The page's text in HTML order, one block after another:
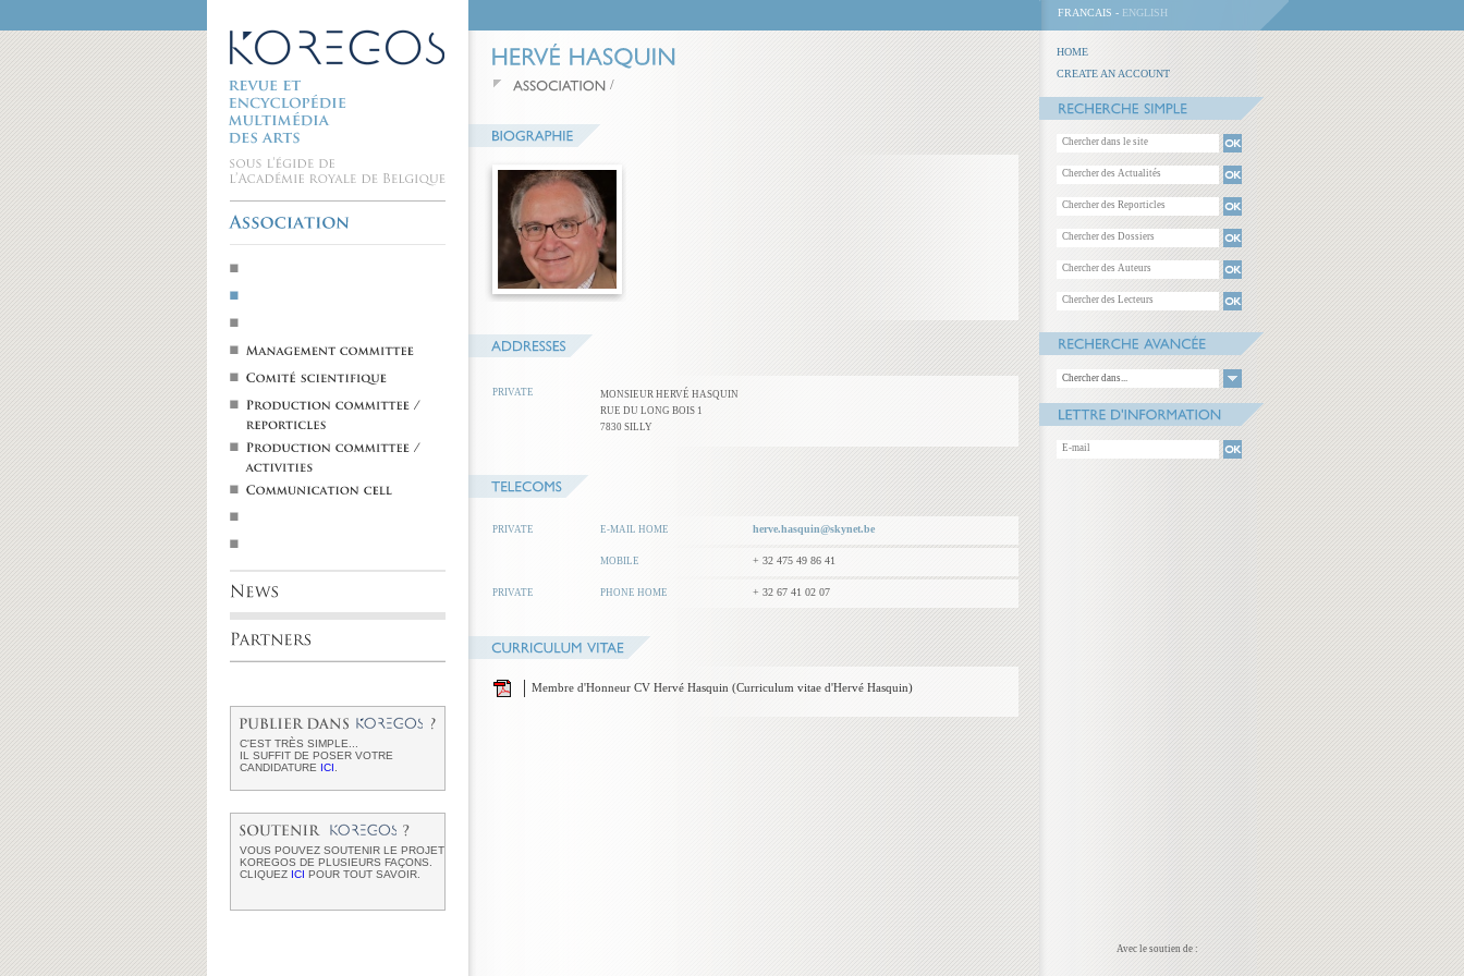
C'EST TRÈS SIMPLE...
IL SUFFIT DE POSER VOTRE
CANDIDATURE ICI
VOUS POUVEZ SOUTENIR LE PROJET
KOREGOS DE PLUSIEURS FAÇONS.
CLIQUEZ ICI POUR TOUT SAVOIR.
/
PRIVATE
MONSIEUR HERVÉ HASQUIN
RUE DU LONG BOIS 1
7830 SILLY
PRIVATE E-MAIL HOME herve.hasquin@skynet.be
MOBILE + 32 475 49 86 41
PRIVATE PHONE HOME + 32 67 41 02 07
Membre d'Honneur CV Hervé Hasquin (Curriculum vitae d'Hervé Hasquin)
FRANCAIS - ENGLISH
HOME
CREATE AN ACCOUNT
Chercher dans...
Avec le soutien de :